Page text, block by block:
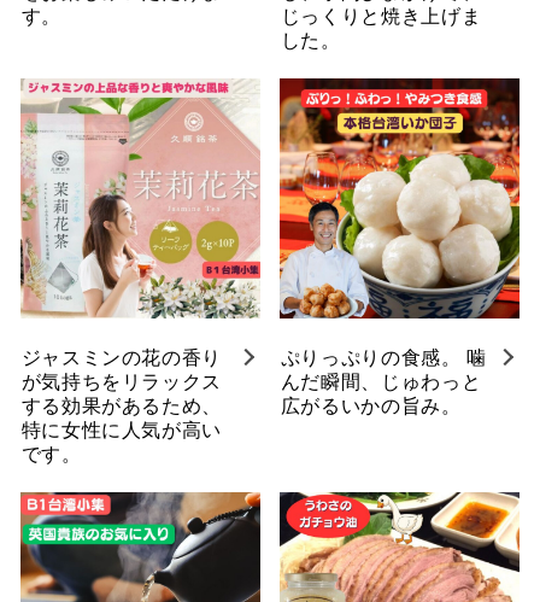
す。
じっくりと焼き上げま
した。
ジャスミンの花の香り
が気持ちをリラックス
する効果があるため、
特に女性に人気が高い
です。
ぷりっぷりの食感。 噛
んだ瞬間、じゅわっと
広がるいかの旨み。